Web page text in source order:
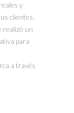
y
clientes.
realizó un
para
a través